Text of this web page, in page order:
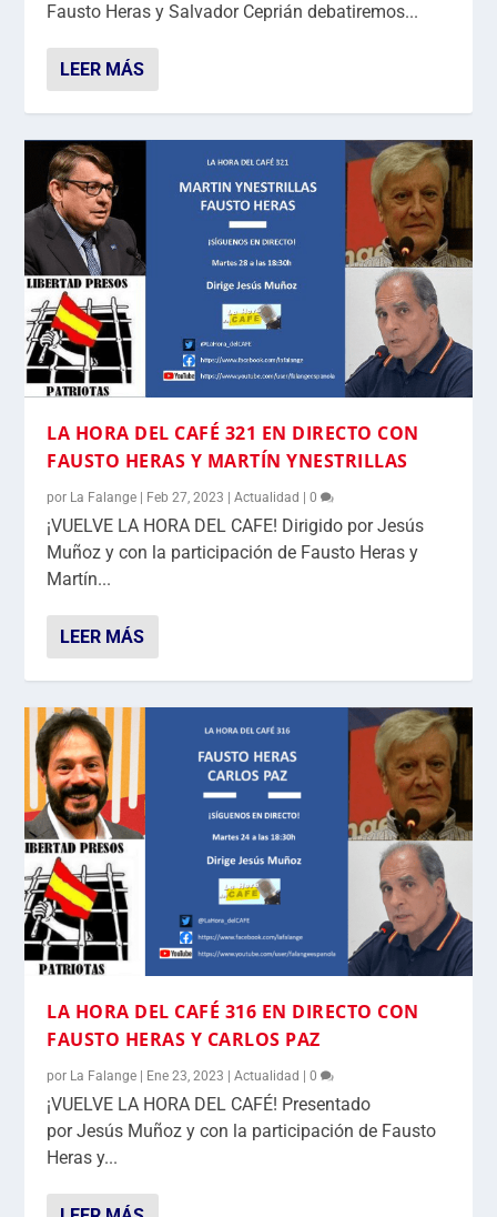
Fausto Heras y Salvador Ceprián debatiremos...
LEER MÁS
LA HORA DEL CAFÉ 321 EN DIRECTO CON
FAUSTO HERAS Y MARTÍN YNESTRILLAS
por La Falange | Feb 27, 2023 |Actualidad |0
¡VUELVE LA HORA DEL CAFE! Dirigido por Jesús
Muñoz y con la participación de Fausto Heras y
Martín...
LEER MÁS
LA HORA DEL CAFÉ 316 EN DIRECTO CON
FAUSTO HERAS Y CARLOS PAZ
por La Falange | Ene 23, 2023 |Actualidad |0
¡VUELVE LA HORA DEL CAFÉ! Presentado
por Jesús Muñoz y con la participación de Fausto
Heras y...